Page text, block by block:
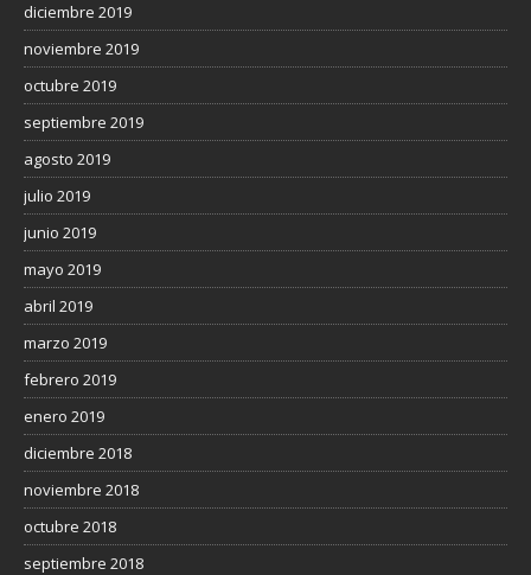
diciembre 2019
noviembre 2019
octubre 2019
septiembre 2019
agosto 2019
julio 2019
junio 2019
mayo 2019
abril 2019
marzo 2019
febrero 2019
enero 2019
diciembre 2018
noviembre 2018
octubre 2018
septiembre 2018